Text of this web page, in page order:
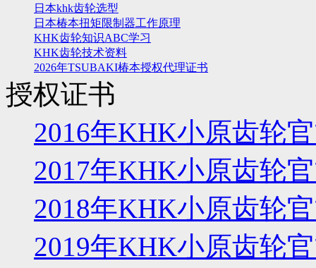
日本khk齿轮选型
日本椿本扭矩限制器工作原理
KHK齿轮知识ABC学习
KHK齿轮技术资料
2026年TSUBAKI椿本授权代理证书
授权证书
2016年KHK小原齿轮
2017年KHK小原齿轮
2018年KHK小原齿轮
2019年KHK小原齿轮